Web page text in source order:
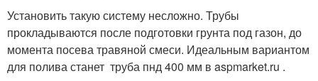
Установить такую систему несложно. Трубы
прокладываются после подготовки грунта под газон, до
момента посева травяной смеси. Идеальным вариантом
для полива станет труба пнд 400 мм в aspmarket.ru .